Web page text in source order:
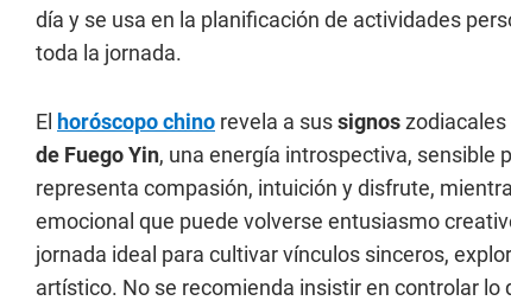
día y se usa en la planificación de actividades
toda la jornada.
El horóscopo chino revela a sussignoszodiacales
de Fuego Yin, una energía introspectiva, sensible
representa compasión, intuición y disfrute,
emocional que puede volverse entusiasmo
jornada ideal para cultivar vínculos sinceros,
artístico. No se recomienda insistir en controlar